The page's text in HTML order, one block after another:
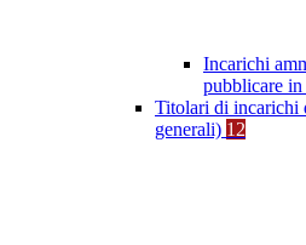
Incarichi
pubblicare in
Titolari di incarichi
generali) 12